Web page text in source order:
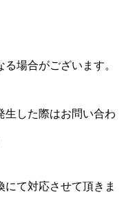
場合がございます。
生した際はお問い合わ
て対応させて頂きま